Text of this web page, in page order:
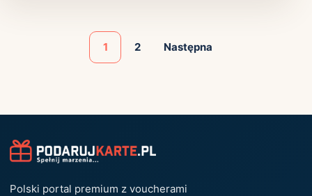
1 2 Następna
Polski portal premium z voucherami